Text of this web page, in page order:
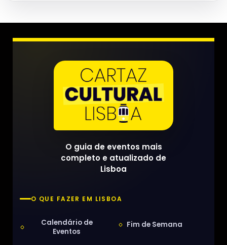
O guia de eventos mais
completo e atualizado de
Lisboa
O QUE FAZER EM LISBOA
Calendário de
Eventos
Fim de Semana